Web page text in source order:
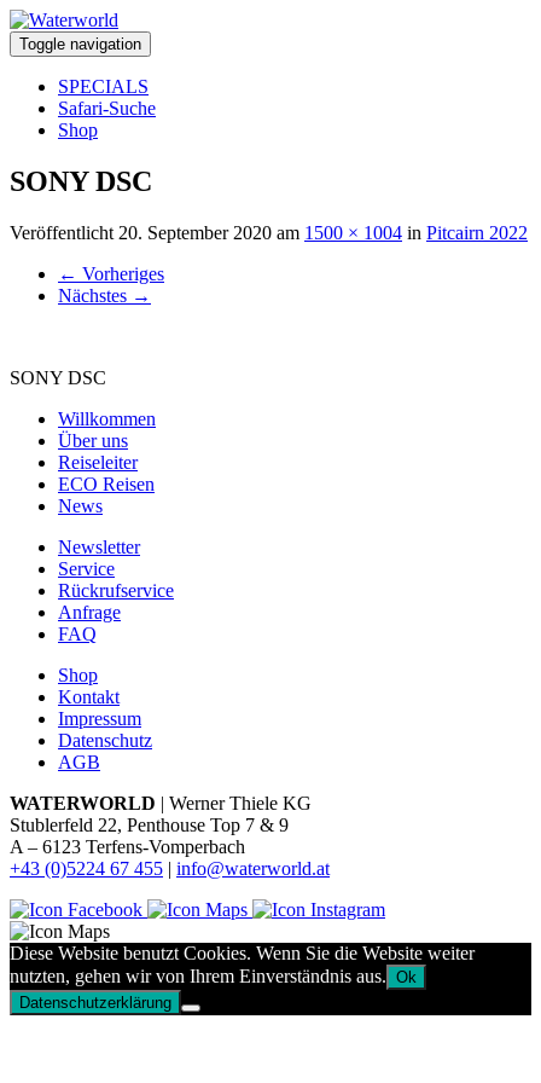
Toggle navigation
SPECIALS
Safari-Suche
Shop
SONY DSC
Veröffentlicht 20. September 2020 am 1500 × 1004 in Pitcairn 2022
← Vorheriges
Nächstes →
SONY DSC
Willkommen
Über uns
Reiseleiter
ECO Reisen
News
Newsletter
Service
Rückrufservice
Anfrage
FAQ
Shop
Kontakt
Impressum
Datenschutz
AGB
WATERWORLD | Werner Thiele KG
Stublerfeld 22, Penthouse Top 7 & 9
A – 6123 Terfens-Vomperbach
+43 (0)5224 67 455 | info@waterworld.at
Diese Website benutzt Cookies. Wenn Sie die Website weiter
nutzten, gehen wir von Ihrem Einverständnis aus. Ok
Datenschutzerklärung